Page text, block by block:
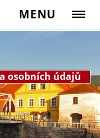
MENU
osobních údajů